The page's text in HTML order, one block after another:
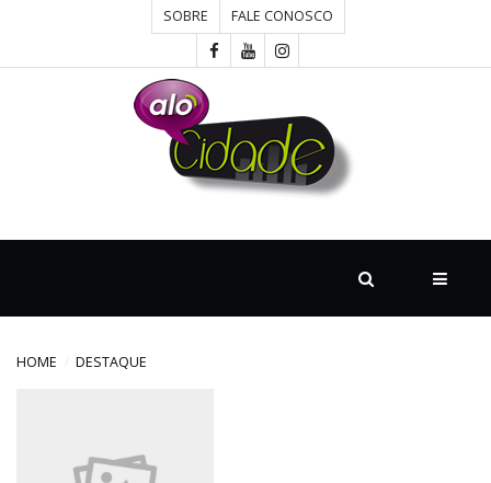
SOBRE FALE CONOSCO
DESTAQUE
HOME DESTAQUE